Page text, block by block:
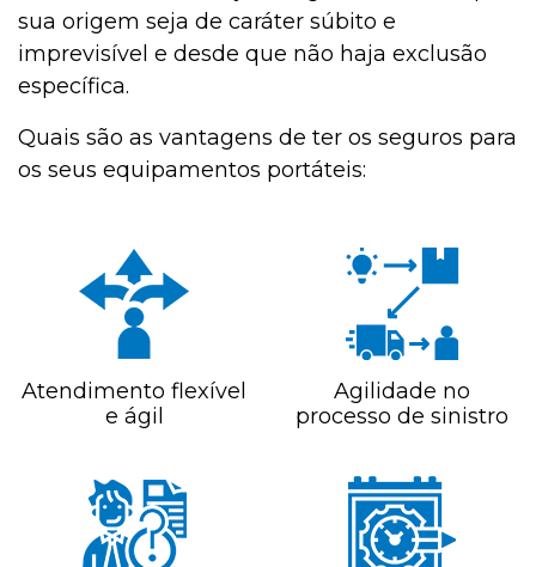
sua origem seja de caráter súbito e
imprevisível e desde que não haja exclusão
específica.
Quais são as vantagens de ter os seguros para
os seus equipamentos portáteis:
Atendimento flexível
e ágil
Agilidade no
processo de sinistro